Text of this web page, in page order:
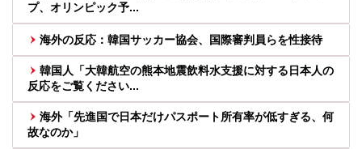
プ、オリンピック予...
海外の反応：韓国サッカー協会、国際審判員らを性接待
韓国人「大韓航空の熊本地震飲料水支援に対する日本人の
反応をご覧ください...
海外「先進国で日本だけパスポート所有率が低すぎる、何
故なのか」